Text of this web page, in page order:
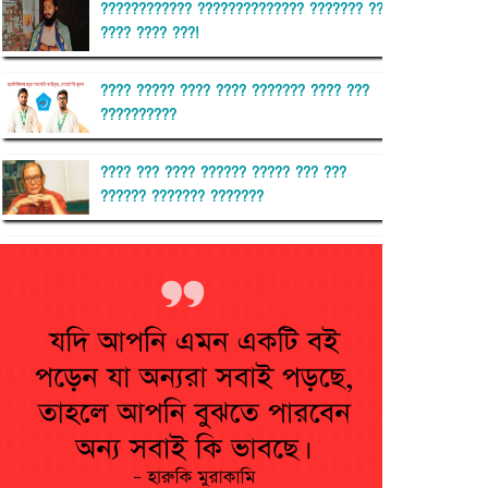
???????????? ?????????????? ??????? ??
???? ???? ???!
???? ????? ???? ???? ??????? ???? ???
??????????
???? ??? ???? ?????? ????? ??? ???
?????? ??????? ???????
?????????? ?? ?????
??????? ?????????????? ??????
???????????? ?????????? ???????
?????????????